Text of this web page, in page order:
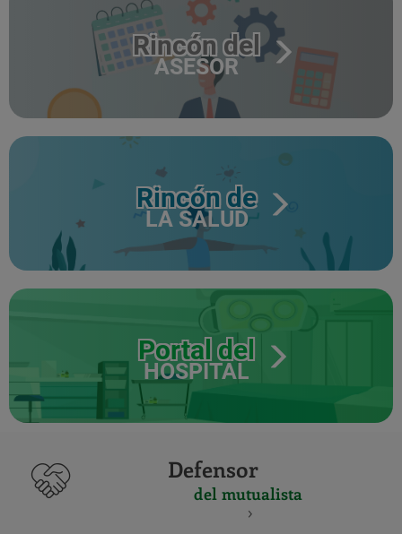
Rincón del
ASESOR
Rincón de
LA SALUD
Portal del
HOSPITAL
Defensor
del mutualista